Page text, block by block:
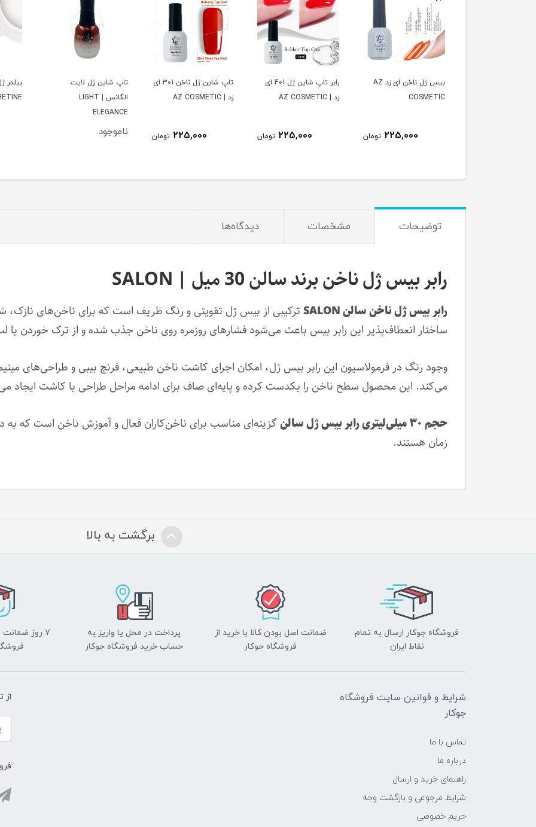
رابر تاپ شاین ژل 401 ای
زد | AZ COSMETIC
225,000 تومان
زد | AZ COSMETIC
225,000 تومان
تاپ شاین ژل لایت
الگانس | LIGHT
ناموجود
بیلدر ژل شیری کترین |
CATHETINE
1,250,000
رابر
توضیحات مشخصات دیدگاه‌ها
رابر بیس ژل ناخن برند سالن 30 میل | SALON
رابر بیس ژل ناخن سالن SALON
ترکیبی از بیس ژل تقویتی و رنگ ظریف است که برای ناخن‌های
ساختار انعطاف‌پذیر این رابر بیس باعث می‌شود فشارهای روزمره روی ناخن جذب شده و از ترک خوردن
وجود رنگ در فرمولاسیون این رابر بیس ژل، امکان اجرای کاشت ناخن طبیعی، فرنچ بیبی و طراحی‌های
می‌کند. این محصول سطح ناخن را یکدست کرده و پایه‌ای صاف برای ادامه مراحل طراحی یا کاشت ایجاد
حجم ۳۰ میلی‌لیتری رابر بیس ژل سالن
گزینه‌ای مناسب برای ناخن‌کاران فعال و آموزش ناخن است که به
زمان هستند.
برگشت به بالا
فروشگاه جوکار ارسال به تمام
نقاط ایران
ضمانت اصل بودن کالا با خرید از
فروشگاه جوکار
پرداخت در محل یا واریز به
حساب خرید فروشگاه جوکار
۷ روز
شرایط و قوانین سایت فروشگاه
جوکار
تماس با ما
درباره ما
راهنمای خرید و ارسال
شرایط مرجوعی و بازگشت وجه
حریم خصوصی
از